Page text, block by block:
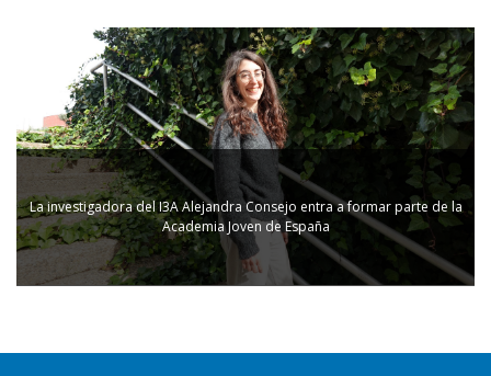
La investigadora del I3A Alejandra Consejo entra a formar parte de la
Academia Joven de España